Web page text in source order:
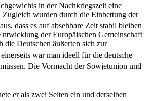
in der Nachkriegszeit eine
wurden durch die Einbettung der
dass es auf absehbare Zeit stabil bleiben
der Europäischen Gemeinschaft
Deutschen äußerten sich zur
war man ideell für die deutsche
Die Vormacht der Sowjetunion und
er als zwei Seiten ein und derselben